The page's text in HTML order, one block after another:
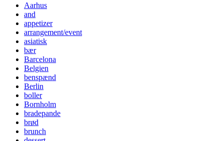
Aarhus
and
appetizer
arrangement/event
asiatisk
bær
Barcelona
Belgien
benspænd
Berlin
boller
Bornholm
bradepande
brød
brunch